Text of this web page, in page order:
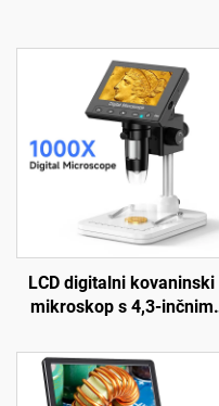
LCD digitalni kovaninski
mikroskop s 4,3-inčnim
za kovanice s 8 LED-ova